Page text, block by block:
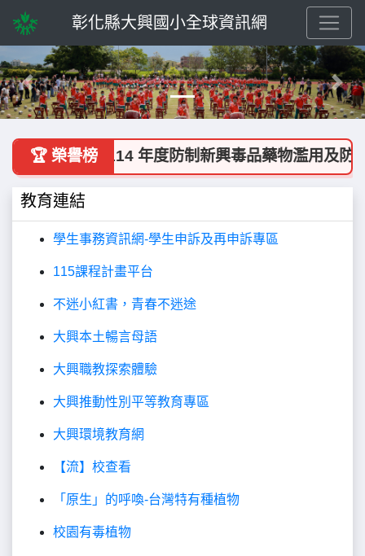
彰化縣大興國小全球資訊網
Previous Next
🏆 榮譽榜
🎉 彰化縣 114 年度防制新興毒品藥物濫用及防制
教育連結
學生事務資訊網-學生申訴及再申訴專區
115課程計畫平台
不迷小紅書，青春不迷途
大興本土暢言母語
大興職教探索體驗
大興推動性別平等教育專區
大興環境教育網
【流】校查看
「原生」的呼喚-台灣特有種植物
校園有毒植物